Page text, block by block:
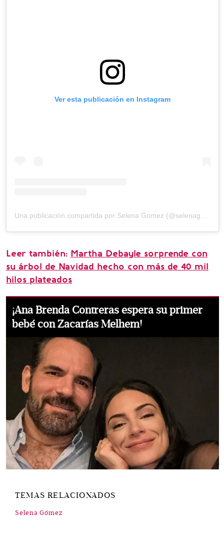
Ver esta publicación en Instagram
Una publicación compartida por Selena Gomez (@selenagomez)
Leer también: Martha Debayle sorprende con
su árbol de Navidad hecho con más de 40 mil
hilos plateados
¡Ana Brenda Contreras espera su primer
bebé con Zacarías Melhem!
TEMAS RELACIONADOS
Selena Gómez